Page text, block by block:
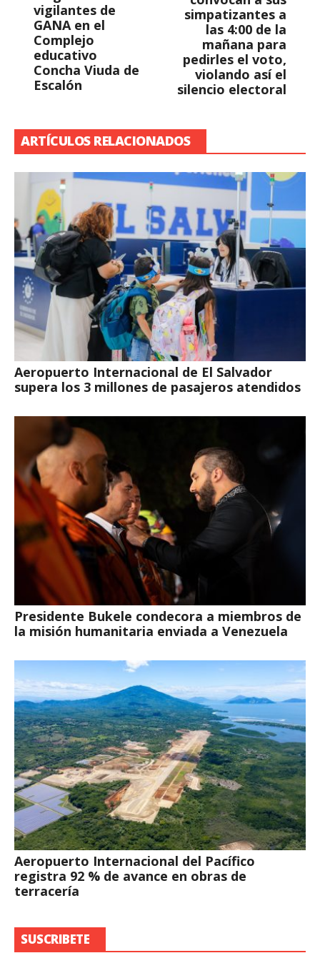
vigilantes de
GANA en el
Complejo
educativo
Concha Viuda de
Escalón
simpatizantes a
las 4:00 de la
mañana para
pedirles el voto,
violando así el
silencio electoral
ARTÍCULOS RELACIONADOS
Aeropuerto Internacional de El Salvador
supera los 3 millones de pasajeros atendidos
Presidente Bukele condecora a miembros de
la misión humanitaria enviada a Venezuela
Aeropuerto Internacional del Pacífico
registra 92 % de avance en obras de
terracería
SUSCRIBETE